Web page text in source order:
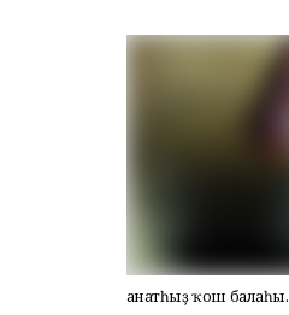
Ҡанатһыҙ ҡош